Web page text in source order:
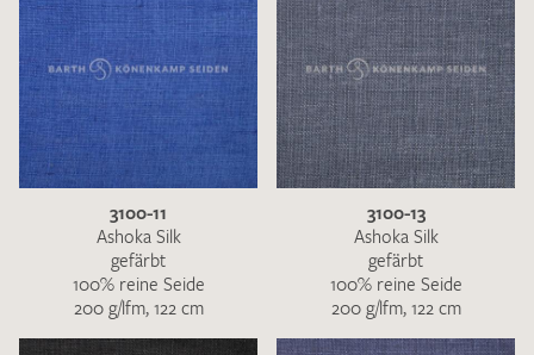
3100-11
Ashoka Silk
gefärbt
100% reine Seide
200 g/lfm, 122 cm
3100-13
Ashoka Silk
gefärbt
100% reine Seide
200 g/lfm, 122 cm